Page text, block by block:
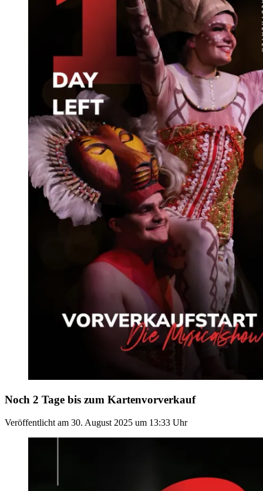
Noch 2 Tage bis zum Kartenvorverkauf
Veröffentlicht am 30. August 2025 um 13:33 Uhr